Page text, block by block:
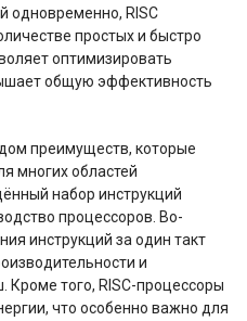
одновременно, RISC
простых и быстро
оптимизировать
общую эффективность
преимуществ, которые
многих областей
набор инструкций
процессоров. Во-
инструкций за один такт
и
того, RISC-процессоры
что особенно важно для